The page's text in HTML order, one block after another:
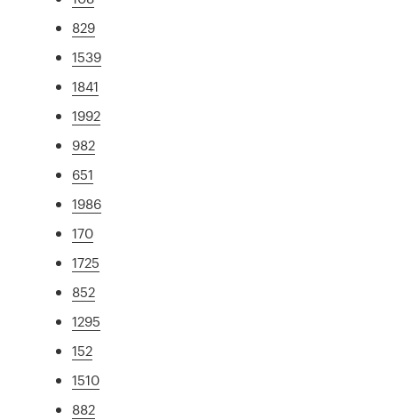
829
1539
1841
1992
982
651
1986
170
1725
852
1295
152
1510
882